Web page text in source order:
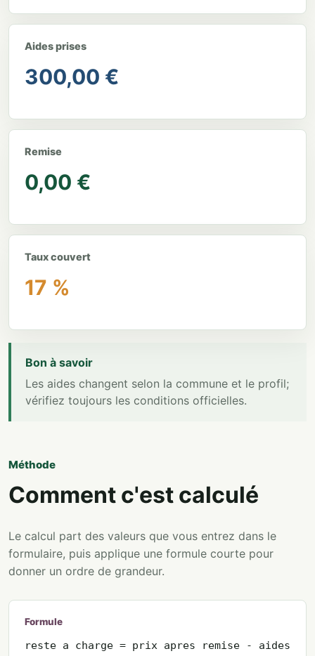
Aides prises
300,00 €
Remise
0,00 €
Taux couvert
17 %
Bon à savoir
Les aides changent selon la commune et le profil;
vérifiez toujours les conditions officielles.
Méthode
Comment c'est calculé
Le calcul part des valeurs que vous entrez dans le
formulaire, puis applique une formule courte pour
donner un ordre de grandeur.
Formule
reste a charge = prix apres remise - aides